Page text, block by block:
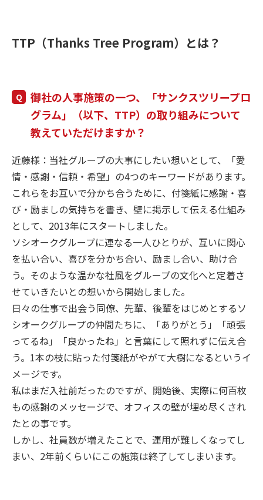
TTP（Thanks Tree Program）とは？
御社の人事施策の一つ、「サンクスツリープロ
グラム」（以下、TTP）の取り組みについて
教えていただけますか？
近藤様：当社グループの大事にしたい想いとして、「愛
情・感謝・信頼・希望」の4つのキーワードがあります。
これらをお互いで分かち合うために、付箋紙に感謝・喜
び・励ましの気持ちを書き、壁に掲示して伝える仕組み
として、2013年にスタートしました。
ソシオークグループに連なる一人ひとりが、互いに関心
を払い合い、喜びを分かち合い、励まし合い、助け合
う。そのような温かな社風をグループの文化へと定着さ
せていきたいとの想いから開始しました。
日々の仕事で出会う同僚、先輩、後輩をはじめとするソ
シオークグループの仲間たちに、「ありがとう」「頑張
ってるね」「良かったね」と言葉にして照れずに伝え合
う。1本の枝に貼った付箋紙がやがて大樹になるというイ
メージです。
私はまだ入社前だったのですが、開始後、実際に何百枚
もの感謝のメッセージで、オフィスの壁が埋め尽くされ
たとの事です。
しかし、社員数が増えたことで、運用が難しくなってし
まい、2年前くらいにこの施策は終了してしまいます。